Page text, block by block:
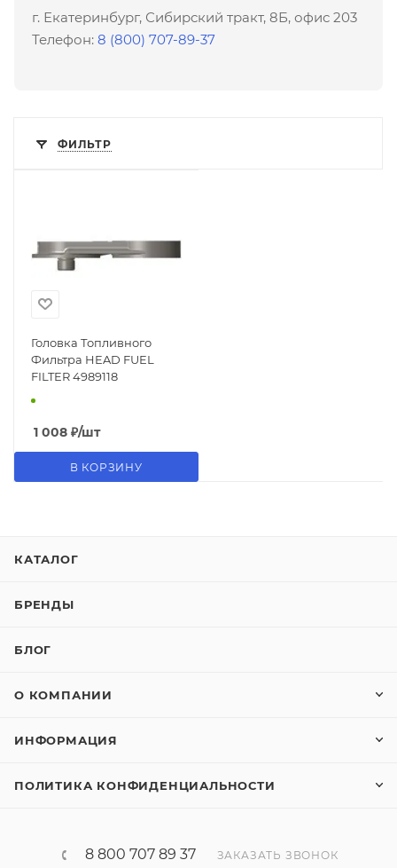
г. Екатеринбург, Сибирский тракт, 8Б, офис 203
Телефон: 8 (800) 707-89-37
ФИЛЬТР
Головка Топливного
Фильтра HEAD FUEL
FILTER 4989118
1 008 ₽/шт
В КОРЗИНУ
КАТАЛОГ
БРЕНДЫ
БЛОГ
О КОМПАНИИ
ИНФОРМАЦИЯ
ПОЛИТИКА КОНФИДЕНЦИАЛЬНОСТИ
8 800 707 89 37 ЗАКАЗАТЬ ЗВОНОК